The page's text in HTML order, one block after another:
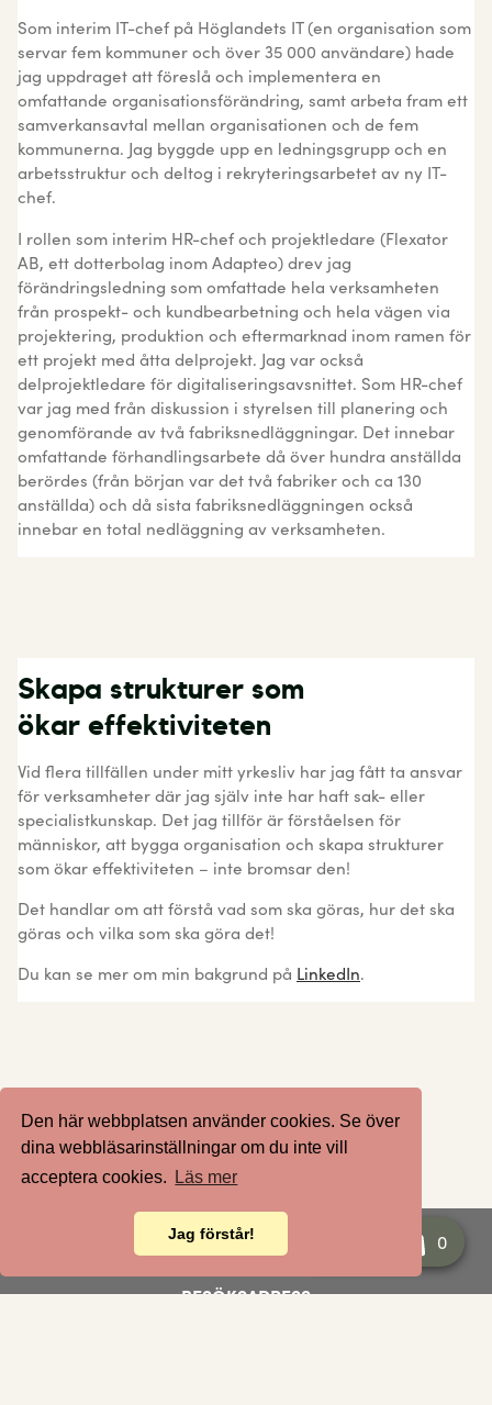
Den här webbplatsen använder cookies. Se över
dina webbläsarinställningar om du inte vill
acceptera cookies.
Läs mer
Jag förstår!
Som interim IT-chef på Höglandets IT (en organisation som
servar fem kommuner och över 35 000 användare) hade
jag uppdraget att föreslå och implementera en
omfattande organisationsförändring, samt arbeta fram ett
samverkansavtal mellan organisationen och de fem
kommunerna. Jag byggde upp en ledningsgrupp och en
arbetsstruktur och deltog i rekryteringsarbetet av ny IT-
chef.
I rollen som interim HR-chef och projektledare (Flexator
AB, ett dotterbolag inom Adapteo) drev jag
förändringsledning som omfattade hela verksamheten
från prospekt- och kundbearbetning och hela vägen via
projektering, produktion och eftermarknad inom ramen för
ett projekt med åtta delprojekt. Jag var också
delprojektledare för digitaliseringsavsnittet. Som HR-chef
var jag med från diskussion i styrelsen till planering och
genomförande av två fabriksnedläggningar. Det innebar
omfattande förhandlingsarbete då över hundra anställda
berördes (från början var det två fabriker och ca 130
anställda) och då sista fabriksnedläggningen också
innebar en total nedläggning av verksamheten.
Skapa strukturer som
ökar effektiviteten
Vid flera tillfällen under mitt yrkesliv har jag fått ta ansvar
för verksamheter där jag själv inte har haft sak- eller
specialistkunskap. Det jag tillför är förståelsen för
människor, att bygga organisation och skapa strukturer
som ökar effektiviteten – inte bromsar den!
Det handlar om att förstå vad som ska göras, hur det ska
göras och vilka som ska göra det!
Du kan se mer om min bakgrund på LinkedIn.
BESÖKSADRESS
0